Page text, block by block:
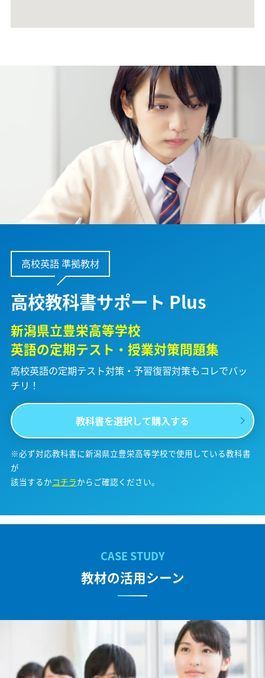
高校英語 準拠教材
高校教科書サポート Plus
新潟県立豊栄高等学校
英語の定期テスト・授業対策問題集
高校英語の定期テスト対策・予習復習対策もコレでバッ
チリ！
教科書を選択して購入する
※必ず対応教科書に新潟県立豊栄高等学校で使用している教科書
が
該当するかコチラからご確認ください。
教材の活用シーン